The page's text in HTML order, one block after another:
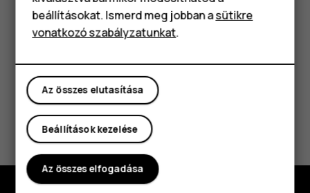
Tartozékok
Táblagépek
semmilyen felelősséget.
Hasznosnak találtad?
Igen Nem
beállításokat. Ismerd meg jobban asütikre
vonatkozó szabályzatunkat.
Az összes elutasítása
Beállítások kezelése
Az összes elfogadása